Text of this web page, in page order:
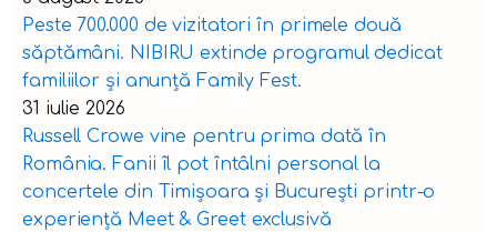
Peste 700.000 de vizitatori în primele două
săptămâni. NIBIRU extinde programul dedicat
familiilor și anunță Family Fest.
31 iulie 2026
Russell Crowe vine pentru prima dată în
România. Fanii îl pot întâlni personal la
concertele din Timișoara și București printr-o
experiență Meet & Greet exclusivă